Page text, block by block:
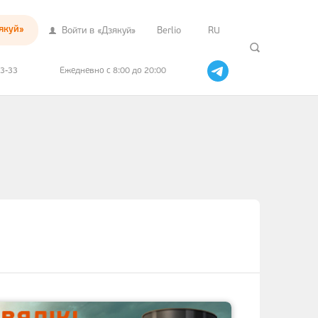
Войти в «Дзякуй» Berlio RU
33 Ежедневно с 8:00 до 20:00